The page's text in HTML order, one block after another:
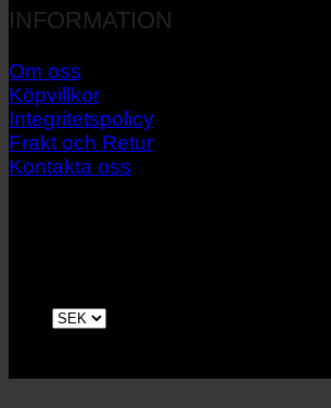
INFORMATION
Om oss
Köpvillkor
Integritetspolicy
Frakt och Retur
Kontakta oss